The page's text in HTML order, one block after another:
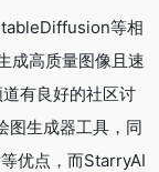
等相
成高质量图像且速
有良好的社区讨
图生成器工具，同
优点，而StarryAI